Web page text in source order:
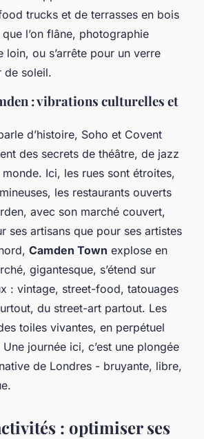
trucks et de terrasses en bois
l’on flâne, photographie
loin, ou s’arrête pour un verre
de soleil.
: vibrations culturelles et
d’histoire, Soho et Covent
des secrets de théâtre, de jazz
Ici, les rues sont étroites,
les restaurants ouverts
avec son marché couvert,
ses artisans que pour ses artistes
Camden Town explose en
gigantesque, s’étend sur
: vintage, street-food, tatouages
du street-art partout. Les
toiles vivantes, en perpétuel
journée ici, c’est une plongée
de Londres - bruyante, libre,
: optimiser ses